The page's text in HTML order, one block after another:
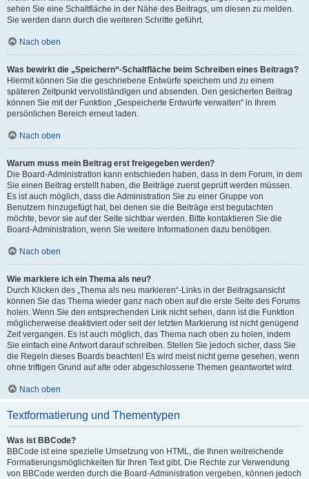
sehen Sie eine Schaltfläche in der Nähe des Beitrags, um diesen zu melden.
Sie werden dann durch die weiteren Schritte geführt.
Nach oben
Was bewirkt die „Speichern“-Schaltfläche beim Schreiben eines Beitrags?
Hiermit können Sie die geschriebene Entwürfe speichern und zu einem
späteren Zeitpunkt vervollständigen und absenden. Den gesicherten Beitrag
können Sie mit der Funktion „Gespeicherte Entwürfe verwalten“ in Ihrem
persönlichen Bereich erneut laden.
Nach oben
Warum muss mein Beitrag erst freigegeben werden?
Die Board-Administration kann entschieden haben, dass in dem Forum, in dem
Sie einen Beitrag erstellt haben, die Beiträge zuerst geprüft werden müssen.
Es ist auch möglich, dass die Administration Sie zu einer Gruppe von
Benutzern hinzugefügt hat, bei denen sie die Beiträge erst begutachten
möchte, bevor sie auf der Seite sichtbar werden. Bitte kontaktieren Sie die
Board-Administration, wenn Sie weitere Informationen dazu benötigen.
Nach oben
Wie markiere ich ein Thema als neu?
Durch Klicken des „Thema als neu markieren“-Links in der Beitragsansicht
können Sie das Thema wieder ganz nach oben auf die erste Seite des Forums
holen. Wenn Sie den entsprechenden Link nicht sehen, dann ist die Funktion
möglicherweise deaktiviert oder seit der letzten Markierung ist nicht genügend
Zeit vergangen. Es ist auch möglich, das Thema nach oben zu holen, indem
Sie einfach eine Antwort darauf schreiben. Stellen Sie jedoch sicher, dass Sie
die Regeln dieses Boards beachten! Es wird meist nicht gerne gesehen, wenn
ohne triftigen Grund auf alte oder abgeschlossene Themen geantwortet wird.
Nach oben
Textformatierung und Thementypen
Was ist BBCode?
BBCode ist eine spezielle Umsetzung von HTML, die Ihnen weitreichende
Formatierungsmöglichkeiten für Ihren Text gibt. Die Rechte zur Verwendung
von BBCode werden durch die Board-Administration vergeben, können jedoch